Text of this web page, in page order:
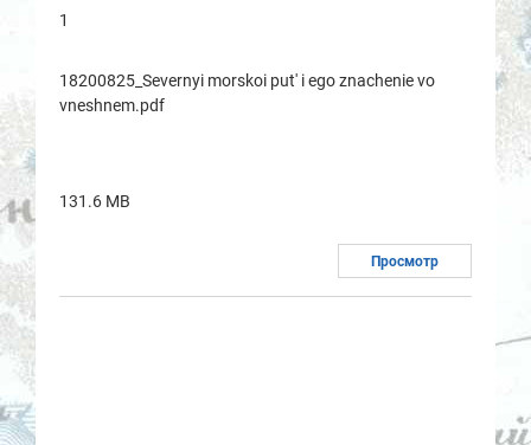
1
18200825_Severnyi morskoi put' i ego znachenie vo
vneshnem.pdf
131.6 MB
Просмотр